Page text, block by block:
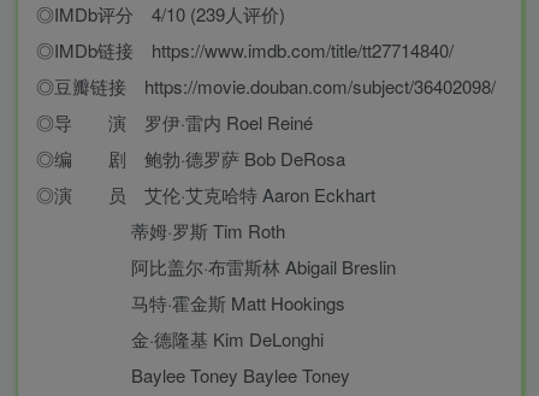
◎IMDb评分 4/10 (239人评价)
◎IMDb链接 https://www.imdb.com/title/tt27714840/
◎豆瓣链接 https://movie.douban.com/subject/36402098/
◎导 演 罗伊·雷内 Roel Reiné
◎编 剧 鲍勃·德罗萨 Bob DeRosa
◎演 员 艾伦·艾克哈特 Aaron Eckhart
蒂姆·罗斯 Tim Roth
阿比盖尔·布雷斯林 Abigail Breslin
马特·霍金斯 Matt Hookings
金·德隆基 Kim DeLonghi
Baylee Toney Baylee Toney